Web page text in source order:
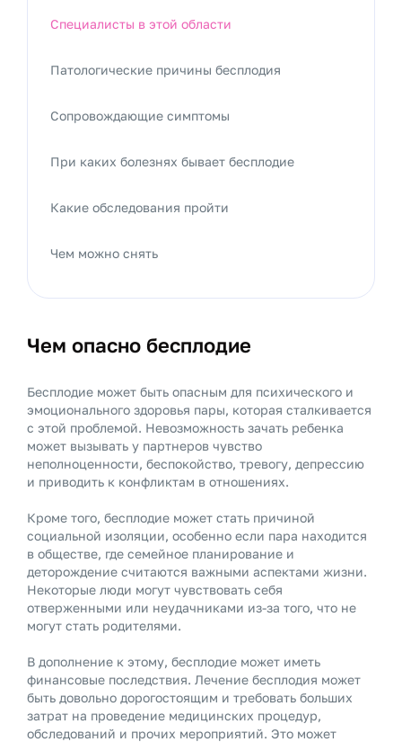
Чем опасно бесплодие
Бесплодие может быть опасным для психического и
эмоционального здоровья пары, которая сталкивается
с этой проблемой. Невозможность зачать ребенка
может вызывать у партнеров чувство
неполноценности, беспокойство, тревогу, депрессию
и приводить к конфликтам в отношениях.
Кроме того, бесплодие может стать причиной
социальной изоляции, особенно если пара находится
в обществе, где семейное планирование и
деторождение считаются важными аспектами жизни.
Некоторые люди могут чувствовать себя
отверженными или неудачниками из-за того, что не
могут стать родителями.
В дополнение к этому, бесплодие может иметь
финансовые последствия. Лечение бесплодия может
быть довольно дорогостоящим и требовать больших
затрат на проведение медицинских процедур,
обследований и прочих мероприятий. Это может
Специалисты в этой области
Патологические причины бесплодия
Сопровождающие симптомы
При каких болезнях бывает бесплодие
Какие обследования пройти
Чем можно снять